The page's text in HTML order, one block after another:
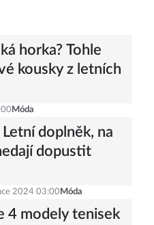
horka? Tohle
kousky z letních
Móda
doplněk, na
dopustit
2024 03:00 Móda
4 modely tenisek